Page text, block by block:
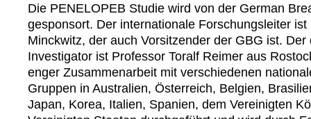
Die PENELOPEB Studie wird von der German
gesponsort. Der internationale Forschungsleiter
Minckwitz, der auch Vorsitzender der GBG ist.
Investigator ist Professor Toralf Reimer aus
enger Zusammenarbeit mit verschiedenen
Gruppen in Australien, Österreich, Belgien,
Japan, Korea, Italien, Spanien, dem Vereinigten